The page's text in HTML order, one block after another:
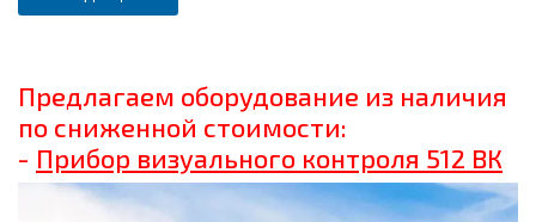
Предлагаем оборудование из наличия
по сниженной стоимости:
- Прибор визуального контроля 512 ВК